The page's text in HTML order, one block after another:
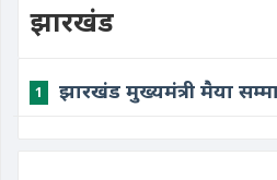
झारखंड
1 झारखंड मुख्यमंत्री मैया